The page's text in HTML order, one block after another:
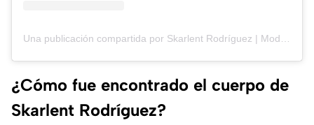
Una publicación compartida por Skarlent Rodríguez | Model & Content Creator (@skarlentrodriguez)
¿Cómo fue encontrado el cuerpo de
Skarlent Rodríguez?